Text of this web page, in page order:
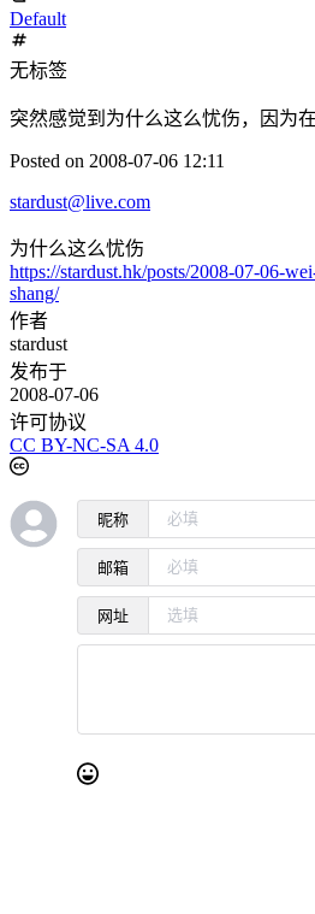
Default
无标签
突然感觉到为什么这么忧伤，因为
Posted on 2008-07-06 12:11
stardust@live.com
为什么这么忧伤
https://stardust.hk/posts/2008-07-06-
shang/
作者
stardust
发布于
2008-07-06
许可协议
CC BY-NC-SA 4.0
昵称
邮箱
网址